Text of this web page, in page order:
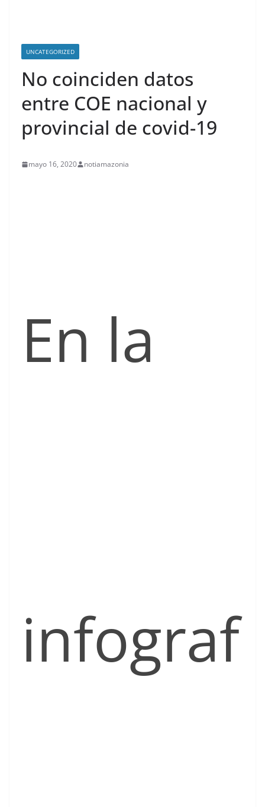
UNCATEGORIZED
No coinciden datos
entre COE nacional y
provincial de covid-19
mayo 16, 2020 notiamazonia
En la
infograf